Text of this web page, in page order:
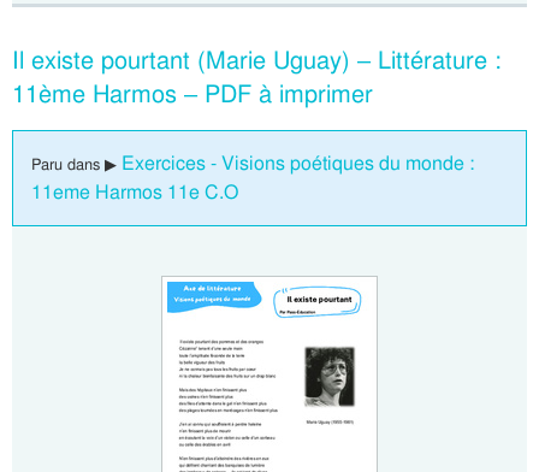
Il existe pourtant (Marie Uguay) – Littérature :
11ème Harmos – PDF à imprimer
Paru dans ▶ Exercices - Visions poétiques du monde :
11eme Harmos 11e C.O